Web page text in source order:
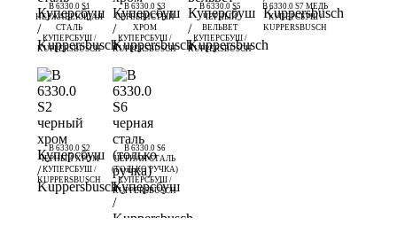
B 6330.0 S1
НЕРЖАВЕЮЩАЯ
СТАЛЬ
КУПЕРСБУШ /
KUPPERSBUSCH
B 6330.0 S3
СЕРЕБРИСТЫЙ
ХРОМ
КУПЕРСБУШ /
KUPPERSBUSCH
B 6330.0 S5
ЧЕРНЫЙ
ВЕЛЬВЕТ
КУПЕРСБУШ /
KUPPERSBUSCH
B 6330.0 S7 МЕДЬ
КУПЕРСБУШ /
KUPPERSBUSCH
B 6330.0 S2
ЧЕРНЫЙ ХРОМ
КУПЕРСБУШ /
KUPPERSBUSCH
B 6330.0 S6
ЧЕРНАЯ СТАЛЬ
(ТОЛЬКО РУЧКА)
КУПЕРСБУШ /
KUPPERSBUSCH